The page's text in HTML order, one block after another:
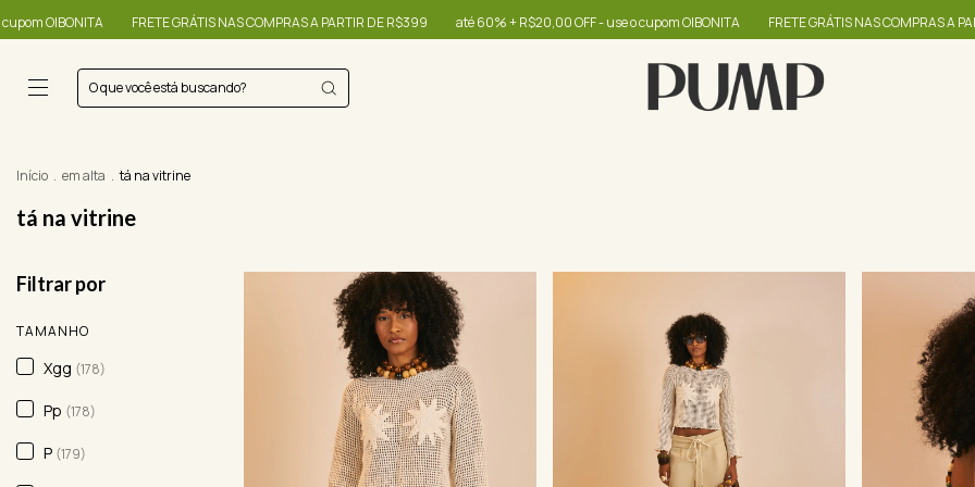
GRÁTIS NAS COMPRAS A PARTIR DE R$399 até 60% + R$20,00 OFF - use o cupom OIBONITA FRETE GRÁTIS NAS COMPRAS A PARTIR DE R$399 até
Início . em alta . tá na vitrine
tá na vitrine
Filtrar por
TAMANHO
Xgg (178)
Pp (178)
P (179)